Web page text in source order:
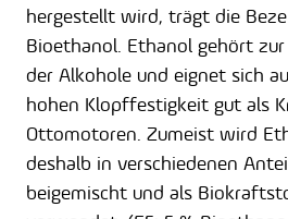
hergestellt wird, trägt die
Bioethanol. Ethanol gehört
der Alkohole und eignet sich
hohen Klopffestigkeit gut als
Ottomotoren. Zumeist wird
deshalb in verschiedenen
beigemischt und als